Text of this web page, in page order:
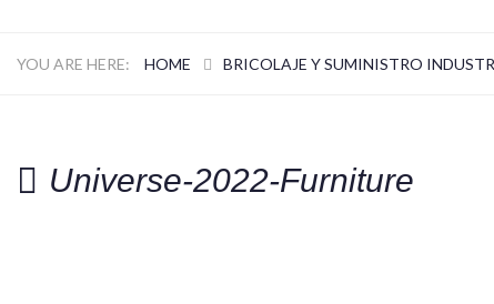
HOME BRICOLAJE Y SUMINISTRO
Universe-2022-Furniture